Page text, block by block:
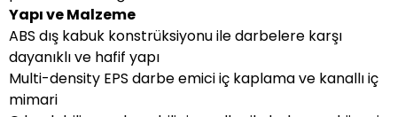
Yapı ve Malzeme
ABS dış kabuk konstrüksiyonu ile darbelere karşı
dayanıklı ve hafif yapı
Multi-density EPS darbe emici iç kaplama ve kanallı iç
mimari